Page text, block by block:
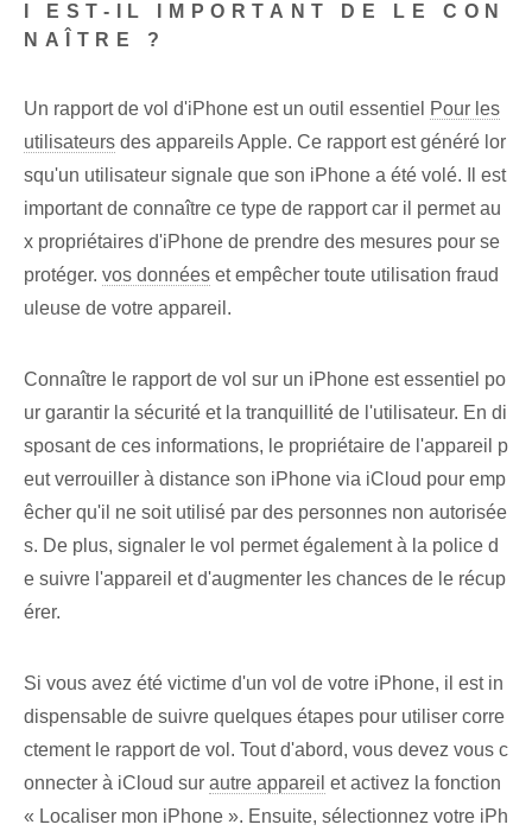
I EST-IL IMPORTANT DE LE CON
NAÎTRE ?
Un rapport de vol d'iPhone est un outil essentiel Pour les
utilisateurs des appareils Apple. Ce rapport est généré lor
squ'un utilisateur signale que son iPhone a été volé. Il est
important de connaître ce type de rapport car il permet au
x propriétaires d'iPhone de prendre des mesures pour se
protéger. vos données et empêcher toute utilisation fraud
uleuse de votre appareil.
Connaître le rapport de vol sur un iPhone est essentiel po
ur garantir la sécurité et la tranquillité de l'utilisateur. En di
sposant de ces informations, le propriétaire de l'appareil p
eut verrouiller à distance son iPhone via iCloud pour emp
êcher qu'il ne soit utilisé par des personnes non autorisée
s. De plus, signaler le vol permet également à la police d
e suivre l'appareil et d'augmenter les chances de le récup
érer.
Si vous avez été victime d'un vol de votre iPhone, il est in
dispensable de suivre quelques étapes pour utiliser corre
ctement le rapport de vol. Tout d'abord, vous devez vous c
onnecter à iCloud sur autre appareil et activez la fonction
« Localiser mon iPhone ». Ensuite, sélectionnez votre iPh